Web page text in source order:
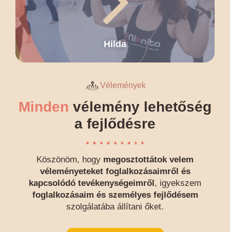
Hilda
Vélemények
Minden vélemény lehetőség
a fejlődésre
Köszönöm, hogy megosztottátok velem
véleményeteket foglalkozásaimről és
kapcsolódó tevékenységeimről, igyekszem
foglalkozásaim és személyes fejlődésem
szolgálatába állítani őket.